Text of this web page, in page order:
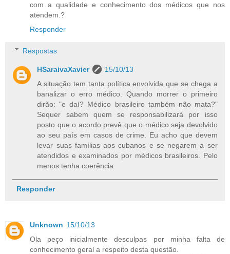
com a qualidade e conhecimento dos médicos que nos
atendem.?
Responder
Respostas
HSaraivaXavier
15/10/13
A situação tem tanta política envolvida que se chega a
banalizar o erro médico. Quando morrer o primeiro
dirão: "e daí? Médico brasileiro também não mata?"
Sequer sabem quem se responsabilizará por isso
posto que o acordo prevê que o médico seja devolvido
ao seu país em casos de crime. Eu acho que devem
levar suas famílias aos cubanos e se negarem a ser
atendidos e examinados por médicos brasileiros. Pelo
menos tenha coerência
Responder
Unknown 15/10/13
Ola peço inicialmente desculpas por minha falta de
conhecimento geral a respeito desta questão.